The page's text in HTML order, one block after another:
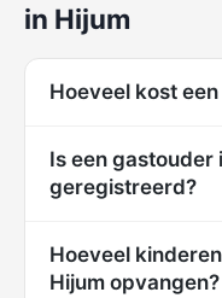
in Hijum
Hoeveel kost
Is een gastouder
geregistreerd?
Hoeveel
Hijum opvangen?